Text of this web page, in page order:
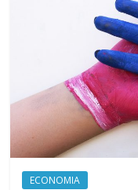
ECONOMIA